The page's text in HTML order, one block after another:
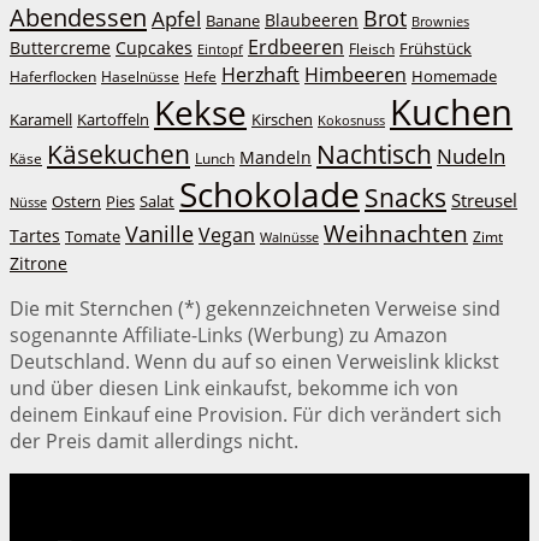
Abendessen Apfel Banane Blaubeeren Brot Brownies
Buttercreme Cupcakes Eintopf Erdbeeren Fleisch Frühstück
Haferflocken Haselnüsse Hefe Herzhaft Himbeeren Homemade
Karamell Kartoffeln Kekse Kirschen Kokosnuss Kuchen
Käse Käsekuchen Lunch Mandeln Nachtisch Nudeln
Nüsse Ostern Pies Salat Schokolade Snacks Streusel
Tartes Tomate VanilleVegan Walnüsse Weihnachten Zimt
Zitrone
Die mit Sternchen (*) gekennzeichneten Verweise sind
sogenannte Affiliate-Links (Werbung) zu Amazon
Deutschland. Wenn du auf so einen Verweislink klickst
und über diesen Link einkaufst, bekomme ich von
deinem Einkauf eine Provision. Für dich verändert sich
der Preis damit allerdings nicht.